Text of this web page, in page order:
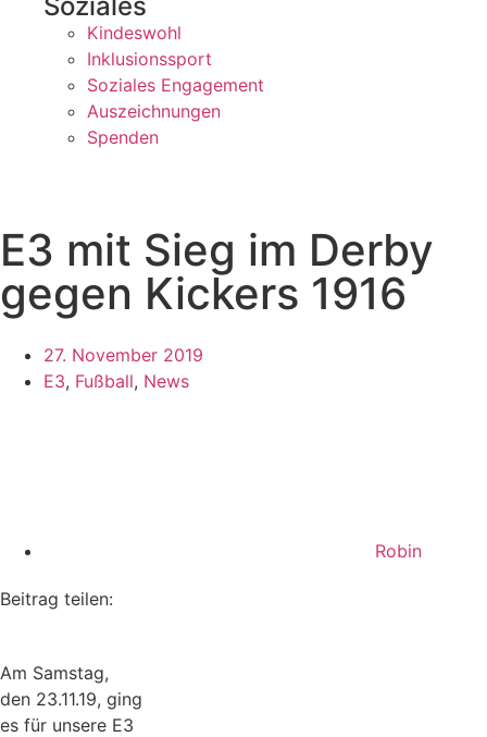
Kindeswohl
Inklusionssport
Soziales Engagement
Auszeichnungen
Spenden
E3 mit Sieg im Derby
gegen Kickers 1916
27. November 2019
E3, Fußball, News
Robin
Beitrag teilen:
Am Samstag,
den 23.11.19, ging
es für unsere E3